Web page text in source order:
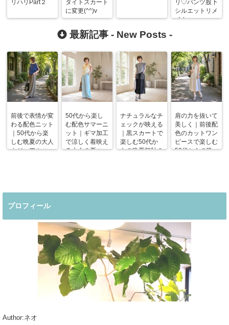
リハリPart２
タイトスカート
に変更(^^)v
リ♡パンツ股下
シルエットリメ
イク
最新記事 - New Posts -
前後で表情が変
わる配色ニット
｜50代から楽
しむ晩夏の大人
カジュアルコー
50代から楽し
む配色サマーニ
ット｜ギマ加工
で涼しく着映え
る大人の夏コー
ナチュラルなチ
ェックが映える
｜黒スカートで
楽しむ50代か
らの晩夏初秋の
肩の力を抜いて
美しく｜前後配
色のカットワン
ピースで楽しむ
50代からの晩
プロフィール
Author:ネオ